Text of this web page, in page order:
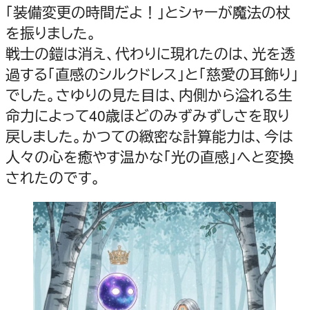
「装備変更の時間だよ！」とシャーが魔法の杖
を振りました。
戦士の鎧は消え、代わりに現れたのは、光を透
過する「直感のシルクドレス」と「慈愛の耳飾り」
でした。さゆりの見た目は、内側から溢れる生
命力によって40歳ほどのみずみずしさを取り
戻しました。かつての緻密な計算能力は、今は
人々の心を癒やす温かな「光の直感」へと変換
されたのです。